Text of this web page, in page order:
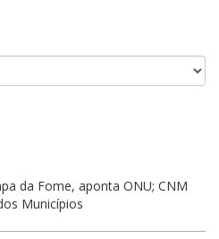
da Fome, aponta ONU; CNM
Municípios